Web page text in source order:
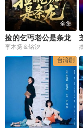
全集
捡的乞丐老公是条龙
李木扬＆铭汐
台湾剧